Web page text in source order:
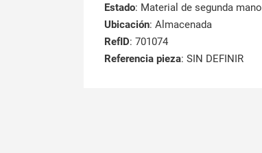
Estado: Material de segunda mano
Ubicación: Almacenada
RefID: 701074
Referencia pieza: SIN DEFINIR